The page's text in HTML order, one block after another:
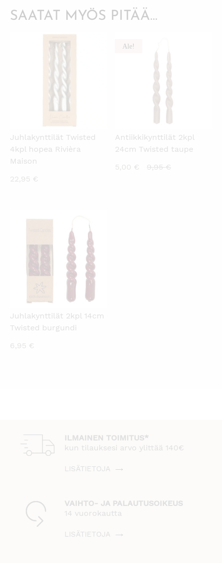
SAATAT MYÖS PITÄÄ...
KATSO PIKANÄKYMÄ
Juhlakynttilät Twisted
4kpl hopea Rivièra
Maison
22,95 €
Ale!
Antiikkikynttilät 2kpl
24cm Twisted taupe
5,00 €
Nykyinen
9,95€Alkuperäinen
Juhlakynttilät 2kpl 14cm
Twisted burgundi
6,95 €
ILMAINEN TOIMITUS*
kun tilauksesi arvo ylittää 140€
LISÄTIETOJA
VAIHTO- JA PALAUTUSOIKEUS
14 vuorokautta
LISÄTIETOJA